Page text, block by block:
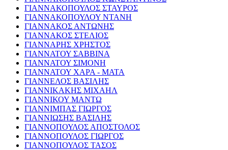
ΓΙΑΝΝΑΚΟΠΟΥΛΟΣ ΣΤΑΥΡΟΣ
ΓΙΑΝΝΑΚΟΠΟΥΛΟΥ ΝΤΑΝΗ
ΓΙΑΝΝΑΚΟΣ ΑΝΤΩΝΗΣ
ΓΙΑΝΝΑΚΟΣ ΣΤΕΛΙΟΣ
ΓΙΑΝΝΑΡΗΣ ΧΡΗΣΤΟΣ
ΓΙΑΝΝΑΤΟΥ ΣΑΒΒΙΝΑ
ΓΙΑΝΝΑΤΟΥ ΣΙΜΟΝΗ
ΓΙΑΝΝΑΤΟΥ ΧΑΡΑ - ΜΑΤΑ
ΓΙΑΝΝΕΛΟΣ ΒΑΣΙΛΗΣ
ΓΙΑΝΝΙΚΑΚΗΣ ΜΙΧΑΗΛ
ΓΙΑΝΝΙΚΟΥ ΜΑΝΤΩ
ΓΙΑΝΝΙΜΠΑΣ ΓΙΩΡΓΟΣ
ΓΙΑΝΝΙΩΣΗΣ ΒΑΣΙΛΗΣ
ΓΙΑΝΝΟΠΟΥΛΟΣ ΑΠΟΣΤΟΛΟΣ
ΓΙΑΝΝΟΠΟΥΛΟΣ ΓΙΩΡΓΟΣ
ΓΙΑΝΝΟΠΟΥΛΟΣ ΤΑΣΟΣ